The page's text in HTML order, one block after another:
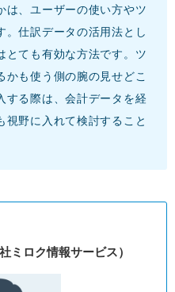
は、ユーザーの使い方やツ
。仕訳データの活用法とし
とても有効な方法です。ツ
かも使う側の腕の見せどこ
する際は、会計データを経
視野に入れて検討すること
ミロク情報サービス）